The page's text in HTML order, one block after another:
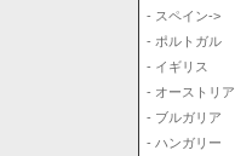
- スペイン->
- ポルトガル
- イギリス
- オーストリア
- ブルガリア
- ハンガリー